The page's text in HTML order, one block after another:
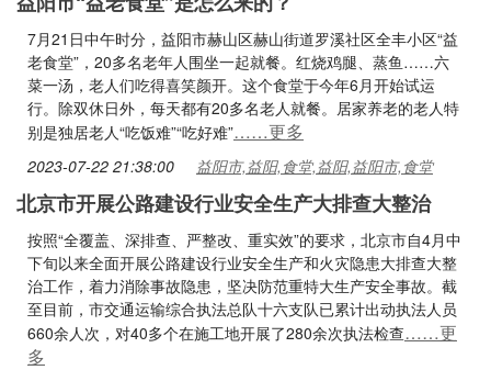
7月21日中午时分，益阳市赫山区赫山街道罗溪社区全丰小区“益
老食堂”，20多名老年人围坐一起就餐。红烧鸡腿、蒸鱼……六
菜一汤，老人们吃得喜笑颜开。这个食堂于今年6月开始试运
行。除双休日外，每天都有20多名老人就餐。居家养老的老人特
别是独居老人“吃饭难”“吃好难”……更多
2023-07-22 21:38:00 益阳市,益阳,食堂,益阳,益阳市,食堂
北京市开展公路建设行业安全生产大排查大整治
按照“全覆盖、深排查、严整改、重实效”的要求，北京市自4月中
下旬以来全面开展公路建设行业安全生产和火灾隐患大排查大整
治工作，着力消除事故隐患，坚决防范重特大生产安全事故。截
至目前，市交通运输综合执法总队十六支队已累计出动执法人员
660余人次，对40多个在施工地开展了280余次执法检查……更
多